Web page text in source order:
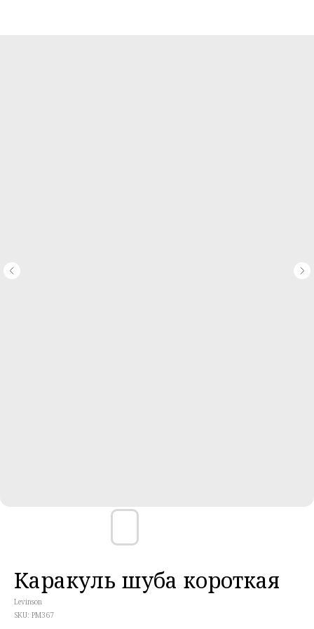
Каракуль шуба короткая
Levinson
SKU: PM367